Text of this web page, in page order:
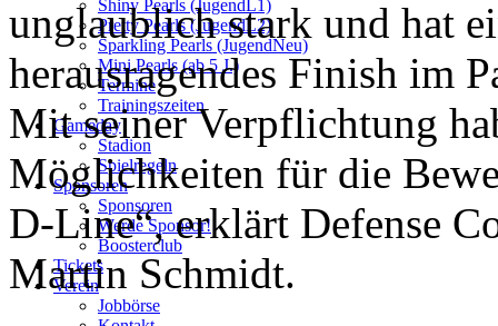
Shiny Pearls (JugendL1)
Pretty Pearls (JugendL2)
Sparkling Pearls (JugendNeu)
Mini Pearls (ab 5 J.)
Termine
Trainingszeiten
Gameday
Stadion
Spielregeln
Sponsoren
Sponsoren
Werde Sponsor!
Boosterclub
Tickets
Verein
Jobbörse
unglaublich stark und hat
herausragendes Finish im
Mit seiner Verpflichtung
Möglichkeiten für die
D-Line“, erklärt Defense
Martin Schmidt.